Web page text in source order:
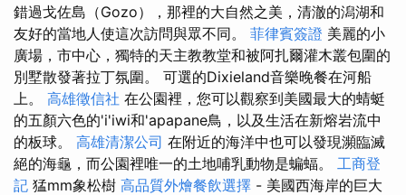
錯過戈佐島（Gozo），那裡的大自然之美，清澈的潟湖和
友好的當地人使這次訪問與眾不同。 菲律賓簽證 美麗的小
廣場，市中心，獨特的天主教教堂和被阿扎爾灌木叢包圍的
別墅散發著拉丁氛圍。 可選的Dixieland音樂晚餐在河船
上。 高雄徵信社 在公園裡，您可以觀察到美國最大的蜻蜓
的五顏六色的'i'iwi和'apapane鳥，以及生活在新熔岩流中
的板球。 高雄清潔公司 在附近的海洋中也可以發現瀕臨滅
絕的海龜，而公園裡唯一的土地哺乳動物是蝙蝠。 工商登
記 猛mm象松樹 高品質外燴餐飲選擇 - 美國西海岸的巨大